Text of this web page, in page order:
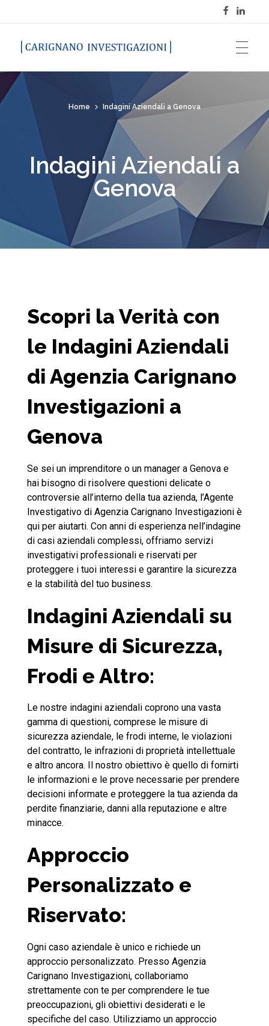
Carignano Investigazioni
Home Indagini Aziendali a Genova
Indagini Aziendali a
Genova
Scopri la Verità con
le Indagini Aziendali
di Agenzia Carignano
Investigazioni a
Genova
Se sei un imprenditore o un manager a Genova e
hai bisogno di risolvere questioni delicate o
controversie all’interno della tua azienda, l’Agente
Investigativo di Agenzia Carignano Investigazioni è
qui per aiutarti. Con anni di esperienza nell’indagine
di casi aziendali complessi, offriamo servizi
investigativi professionali e riservati per
proteggere i tuoi interessi e garantire la sicurezza
e la stabilità del tuo business.
Indagini Aziendali su
Misure di Sicurezza,
Frodi e Altro:
Le nostre indagini aziendali coprono una vasta
gamma di questioni, comprese le misure di
sicurezza aziendale, le frodi interne, le violazioni
del contratto, le infrazioni di proprietà intellettuale
e altro ancora. Il nostro obiettivo è quello di fornirti
le informazioni e le prove necessarie per prendere
decisioni informate e proteggere la tua azienda da
perdite finanziarie, danni alla reputazione e altre
minacce.
Approccio
Personalizzato e
Riservato:
Ogni caso aziendale è unico e richiede un
approccio personalizzato. Presso Agenzia
Carignano Investigazioni, collaboriamo
strettamente con te per comprendere le tue
preoccupazioni, gli obiettivi desiderati e le
specifiche del caso. Utilizziamo un approccio